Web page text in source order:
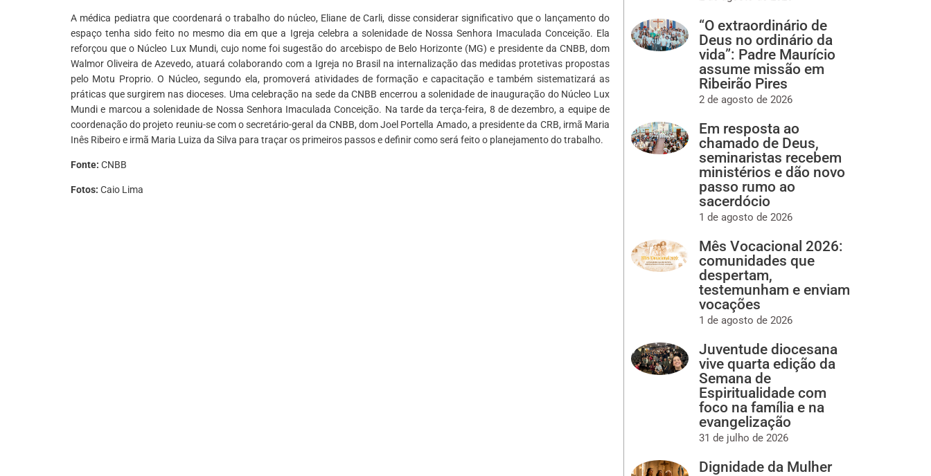
A médica pediatra que coordenará o trabalho do núcleo, Eliane de Carli, disse considerar significativo que o lançamento do
espaço tenha sido feito no mesmo dia em que a Igreja celebra a solenidade de Nossa Senhora Imaculada Conceição. Ela
reforçou que o Núcleo Lux Mundi, cujo nome foi sugestão do arcebispo de Belo Horizonte (MG) e presidente da CNBB, dom
Walmor Oliveira de Azevedo, atuará colaborando com a Igreja no Brasil na internalização das medidas protetivas propostas
pelo Motu Proprio. O Núcleo, segundo ela, promoverá atividades de formação e capacitação e também sistematizará as
práticas que surgirem nas dioceses. Uma celebração na sede da CNBB encerrou a solenidade de inauguração do Núcleo Lux
Mundi e marcou a solenidade de Nossa Senhora Imaculada Conceição. Na tarde da terça-feira, 8 de dezembro, a equipe de
coordenação do projeto reuniu-se com o secretário-geral da CNBB, dom Joel Portella Amado, a presidente da CRB, irmã Maria
Inês Ribeiro e irmã Maria Luiza da Silva para traçar os primeiros passos e definir como será feito o planejamento do trabalho.
Fonte: CNBB
Fotos: Caio Lima
“O extraordinário de
Deus no ordinário da
vida”: Padre Maurício
assume missão em
Ribeirão Pires
2 de agosto de 2026
Em resposta ao
chamado de Deus,
seminaristas recebem
ministérios e dão novo
passo rumo ao
sacerdócio
1 de agosto de 2026
Mês Vocacional 2026:
comunidades que
despertam,
testemunham e enviam
vocações
1 de agosto de 2026
Juventude diocesana
vive quarta edição da
Semana de
Espiritualidade com
foco na família e na
evangelização
31 de julho de 2026
Dignidade da Mulher